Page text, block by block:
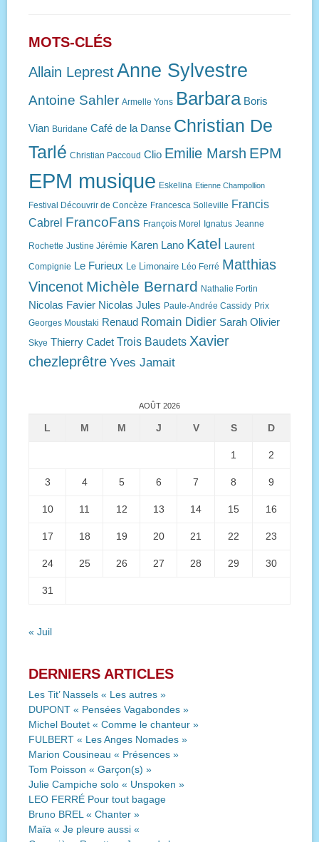
MOTS-CLÉS
Allain LeprestAnne Sylvestre
Antoine Sahler Armelle Yons Barbara Boris
Vian Buridane Café de la Danse Christian De
Tarlé Christian Paccoud Clio Emilie Marsh EPM
EPM musique Eskelina Etienne Champollion
Festival Découvrir de Concèze Francesca Solleville Francis
Cabrel FrancoFans François Morel Ignatus Jeanne
Rochette Justine Jérémie Karen Lano Katel Laurent
Compignie Le Furieux Le Limonaire Léo Ferré Matthias
Vincenot Michèle Bernard Nathalie Fortin
Nicolas Favier Nicolas Jules Paule-Andrée Cassidy Prix
Georges Moustaki Renaud Romain Didier Sarah Olivier
Skye Thierry Cadet Trois Baudets Xavier
chezleprêtre Yves Jamait
AOÛT 2026
L M M J V S D
1 2
3 4 5 6 7 8 9
10 11 12 13 14 15 16
17 18 19 20 21 22 23
24 25 26 27 28 29 30
31
« Juil
DERNIERS ARTICLES
Les Tit’ Nassels « Les autres »
DUPONT « Pensées Vagabondes »
Michel Boutet « Comme le chanteur »
FULBERT « Les Anges Nomades »
Marion Cousineau « Présences »
Tom Poisson « Garçon(s) »
Julie Campiche solo « Unspoken »
LEO FERRÉ Pour tout bagage
Bruno BREL « Chanter »
Maïa « Je pleure aussi «